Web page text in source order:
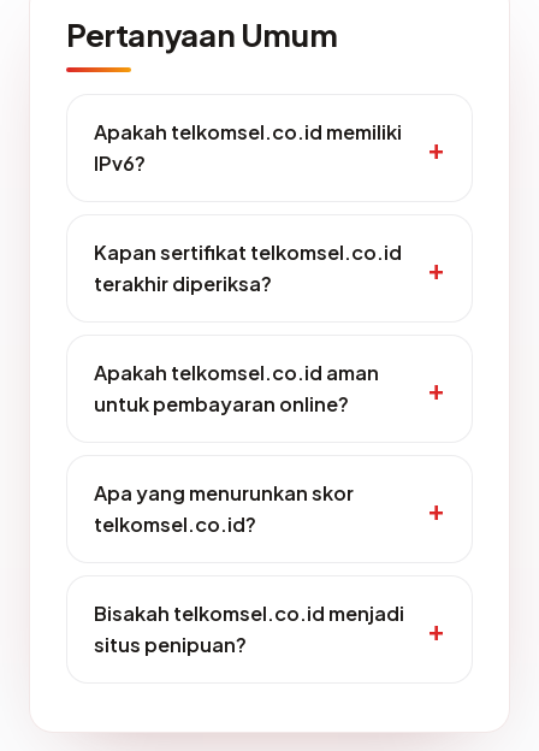
Pertanyaan Umum
Apakah telkomsel.co.id memiliki
IPv6?
Kapan sertifikat telkomsel.co.id
terakhir diperiksa?
Apakah telkomsel.co.id aman
untuk pembayaran online?
Apa yang menurunkan skor
telkomsel.co.id?
Bisakah telkomsel.co.id menjadi
situs penipuan?